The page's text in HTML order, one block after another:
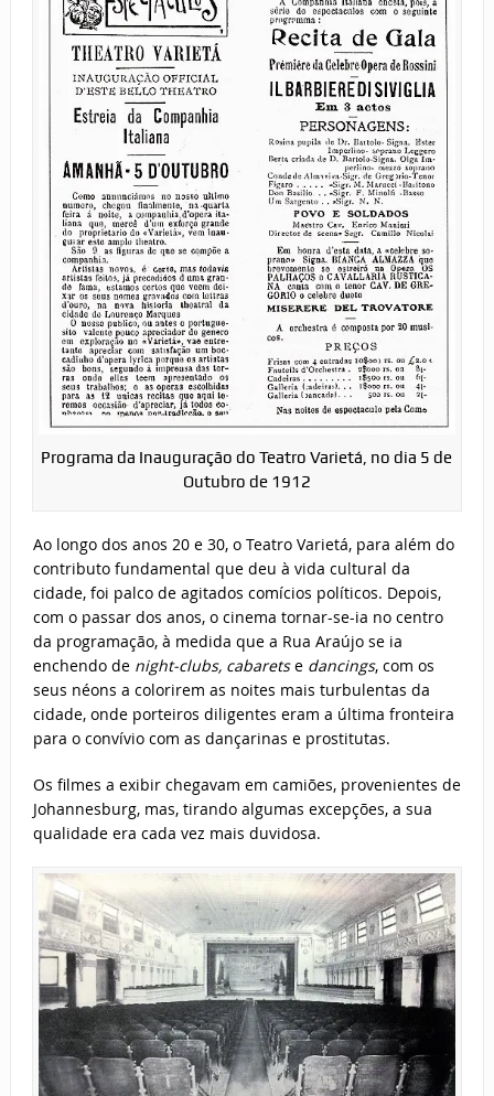
Programa da Inauguração do Teatro Varietá, no dia 5 de
Outubro de 1912
Ao longo dos anos 20 e 30, o Teatro Varietá, para além do
contributo fundamental que deu à vida cultural da
cidade, foi palco de agitados comícios políticos. Depois,
com o passar dos anos, o cinema tornar-se-ia no centro
da programação, à medida que a Rua Araújo se ia
enchendo de night-clubs, cabaretse dancings, com os
seus néons a colorirem as noites mais turbulentas da
cidade, onde porteiros diligentes eram a última fronteira
para o convívio com as dançarinas e prostitutas.
Os filmes a exibir chegavam em camiões, provenientes de
Johannesburg, mas, tirando algumas excepções, a sua
qualidade era cada vez mais duvidosa.